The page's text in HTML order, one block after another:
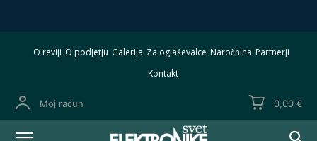
O reviji O podjetju Galerija Za oglaševalce Naročnina Partnerji
Kontakt
Moj račun 0,00 €